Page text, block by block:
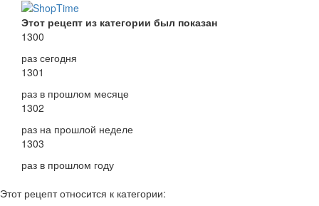
Этот рецепт из категории был показан
1300
раз сегодня
1301
раз в прошлом месяце
1302
раз на прошлой неделе
1303
раз в прошлом году
Этот рецепт относится к категории: